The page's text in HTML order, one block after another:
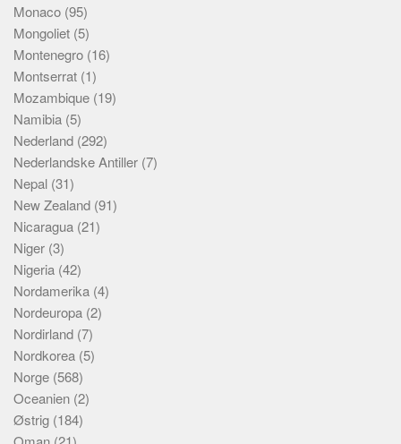
Monaco (95)
Mongoliet (5)
Montenegro (16)
Montserrat (1)
Mozambique (19)
Namibia (5)
Nederland (292)
Nederlandske Antiller (7)
Nepal (31)
New Zealand (91)
Nicaragua (21)
Niger (3)
Nigeria (42)
Nordamerika (4)
Nordeuropa (2)
Nordirland (7)
Nordkorea (5)
Norge (568)
Oceanien (2)
Østrig (184)